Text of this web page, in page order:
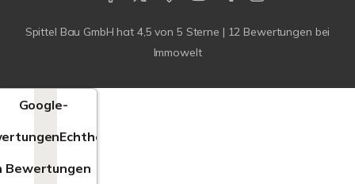
Spittel Bau GmbH hat 4,5 von 5 Sterne | 12 Bewertungen bei
Immowelt
Google-
Echtheit
Bewertungen